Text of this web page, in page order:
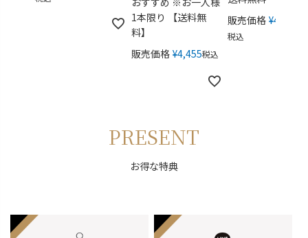
1本限り 【送料無
料】
販売価格 ¥4,455税込
販売価格 ¥49,280
税込
PRESENT
お得な特典